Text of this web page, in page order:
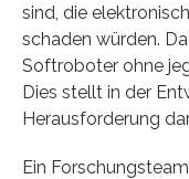
sind, die
schaden würden.
Softroboter ohne
Dies stellt in der
Herausforderung
Ein